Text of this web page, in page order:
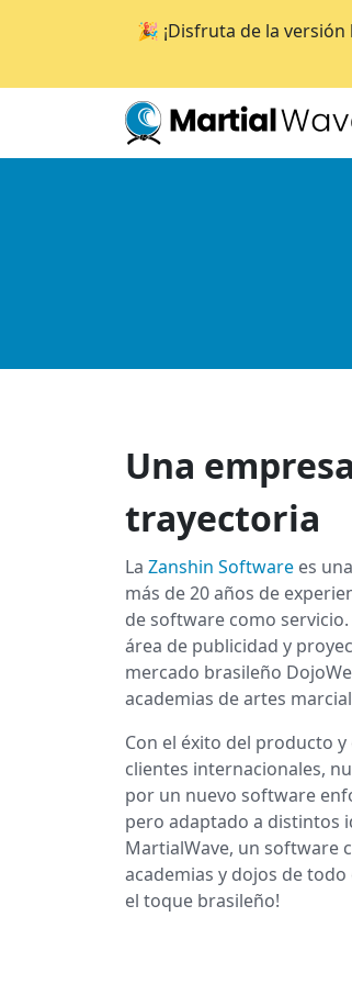
🎉 ¡Disfruta de la
Una
trayectoria
La Zanshin Software es
más de 20 años de
de software como
área de publicidad y
mercado brasileño
academias de artes
Con el éxito del producto
clientes internacionales,
por un nuevo software
pero adaptado a distintos
MartialWave, un software
academias y dojos de todo
el toque brasileño!